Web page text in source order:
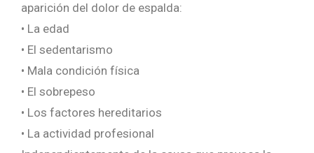
aparición del dolor de espalda:
• La edad
• El sedentarismo
• Mala condición física
• El sobrepeso
• Los factores hereditarios
• La actividad profesional